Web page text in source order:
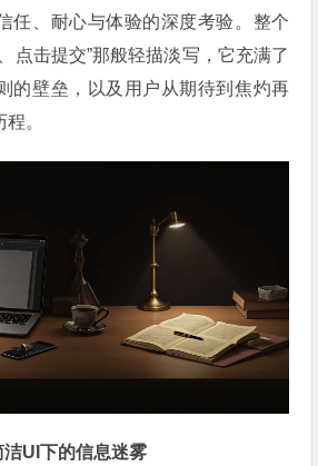
任、耐心与体验的深度考验。整个
点击提交”那般轻描淡写，它充满了
的壁垒，以及用户从期待到焦灼再
。
UI下的信息迷雾